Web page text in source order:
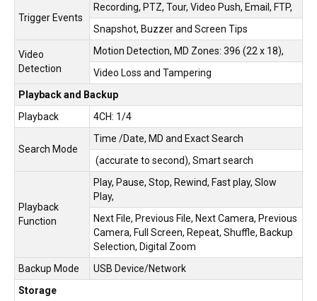
Trigger Events
Recording, PTZ, Tour, Video Push, Email, FTP,
Snapshot, Buzzer and Screen Tips
Video
Detection
Motion Detection, MD Zones: 396 (22 x 18),
Video Loss and Tampering
Playback and Backup
Playback
4CH: 1/4
Search Mode
Time /Date, MD and Exact Search
(accurate to second), Smart search
Playback
Function
Play, Pause, Stop, Rewind, Fast play, Slow
Play,
Next File, Previous File, Next Camera, Previous
Camera, Full Screen, Repeat, Shuffle, Backup
Selection, Digital Zoom
Backup Mode
USB Device/Network
Storage